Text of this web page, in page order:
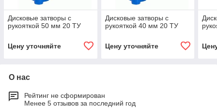
Дисковые затворы с
рукояткой 50 мм 20 ТУ
Цену уточняйте
Дисковые затворы с
рукояткой 40 мм 20 ТУ
Цену уточняйте
О нас
Рейтинг не сформирован
Менее 5 отзывов за последний год